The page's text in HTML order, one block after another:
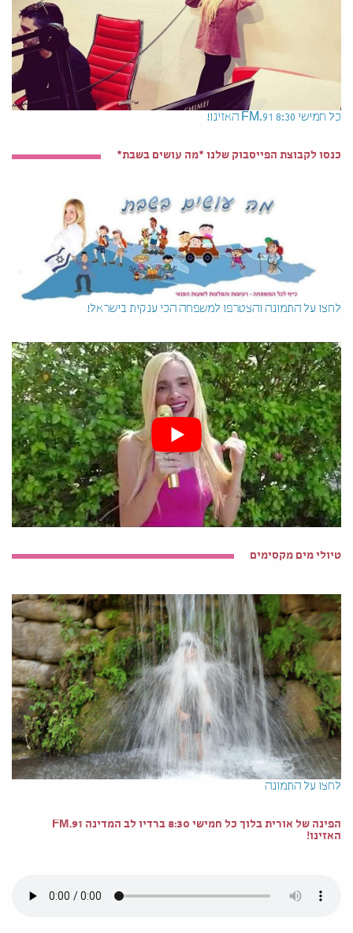
כל חמישי 8:30 91.FM האזינו!
כנסו לקבוצת הפייסבוק שלנו *מה עושים בשבת*
לחצו על התמונה והצטרפו למשפחה הכי ענקית בישראל!
טיולי מים מקסימים
לחצו על התמונה
הפינה של אורית בלוך כל חמישי 8:30 ברדיו לב המדינה 91.FM
האזינו!